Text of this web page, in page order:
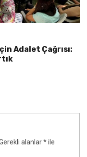
Adalet Çağrısı:
alanlar*ile